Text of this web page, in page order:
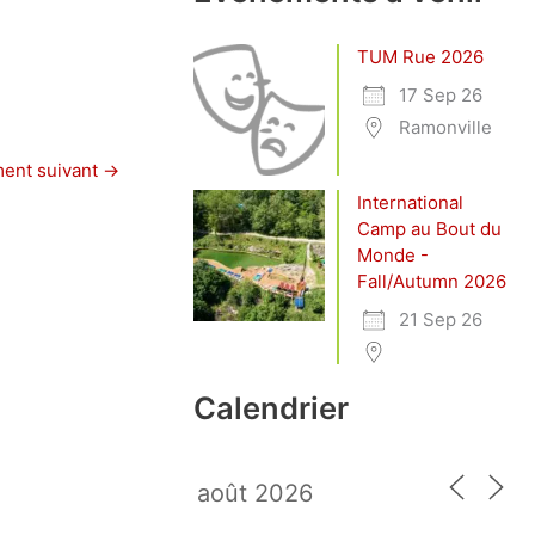
suivant →
TUM Rue 2026
17 Sep 26
Ramonville
International
Camp au Bout du
Monde -
Fall/Autumn 2026
21 Sep 26
Calendrier